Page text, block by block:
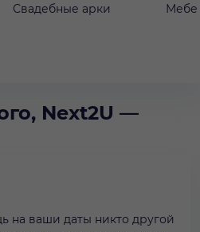
Свадебные арки
Next2U —
на ваши даты никто другой